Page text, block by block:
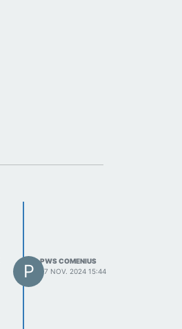
P
PWS COMENIUS
27 NOV. 2024 15:44